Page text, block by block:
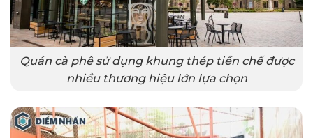
Quán cà phê sử dụng khung thép tiền chế được
nhiều thương hiệu lớn lựa chọn